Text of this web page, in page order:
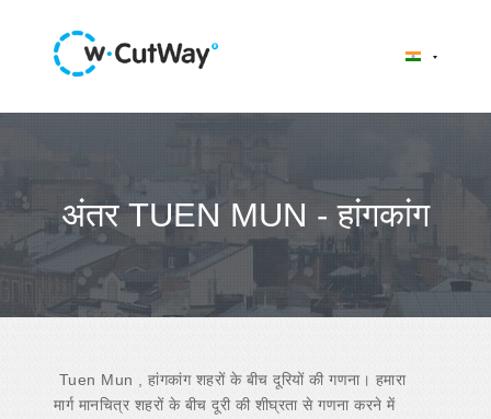
अंतर TUEN MUN - हांगकांग
Tuen Mun , हांगकांग शहरों के बीच दूरियों की गणना। हमारा
मार्ग मानचित्र शहरों के बीच दूरी की शीघ्रता से गणना करने में